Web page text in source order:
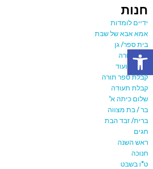
חנות
ידיים לומדות
אמא אבא של שבת
בית ספר/ גן
יום המורה
מתנות ועוד
קבלת ספר תורה
קבלת תעודה
שלום כיתה א'
בר / בת מצווה
ברית/ זבד הבת
חגים
ראש השנה
חנוכה
ט"ו בשבט
פתח סרגל נגישות